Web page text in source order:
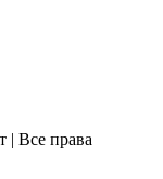
| Все права